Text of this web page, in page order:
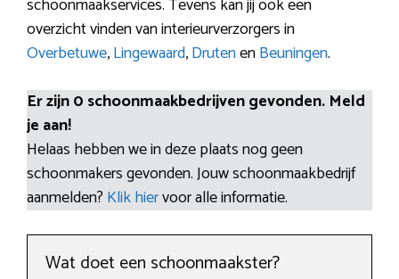
overzicht vinden van interieurverzorgers in
Overbetuwe,Lingewaard,DrutenenBeuningen.
Er zijn 0 schoonmaakbedrijven gevonden. Meld
je aan!
Helaas hebben we in deze plaats nog geen
schoonmakers gevonden. Jouw schoonmaakbedrijf
aanmelden? Klik hiervoor alle informatie.
Wat doet een schoonmaakster?